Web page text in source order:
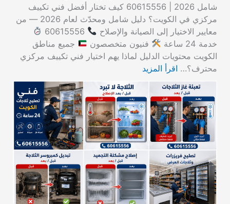
شامل 2026 | 60615556 كيف تختار أفضل فني تكييف
مركزي في الكويت؟ دليل شامل ومحدّث لعام 2026 — من
معايير الاختيار إلى الصيانة والإصلاح
خدمة 24 ساعة
فنيون متخصصون
جميع مناطق
الكويت محتويات الدليل لماذا يهم اختيار فني تكييف مركزي
محترف؟… اقرأ المزيد